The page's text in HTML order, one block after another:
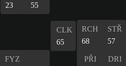
23
55
FYZ
CLK
65
RCH
68
STŘ
57
PŘI
DRI